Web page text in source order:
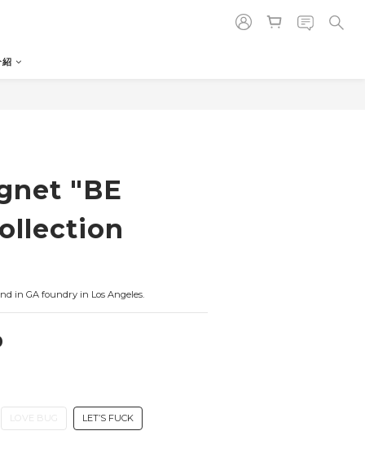
紹
"BE
in GA foundry in Los Angeles.
LOVE BUG LET’S FUCK